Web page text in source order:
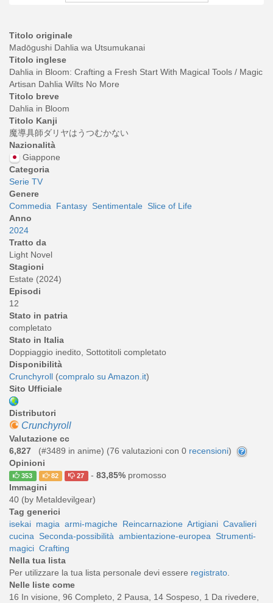
Titolo originale
Madо̄gushi Dahlia wa Utsumukanai
Titolo inglese
Dahlia in Bloom: Crafting a Fresh Start With Magical Tools / Magic
Artisan Dahlia Wilts No More
Titolo breve
Dahlia in Bloom
Titolo Kanji
魔導具師ダリヤはうつむかない
Nazionalità
Giappone
Categoria
Serie TV
Genere
Commedia
Fantasy Sentimentale Slice of Life
Anno
2024
Tratto da
Light Novel
Stagioni
Estate (2024)
Episodi
12
Stato in patria
completato
Stato in Italia
Doppiaggio inedito, Sottotitoli completato
Disponibilità
Crunchyroll (compralo su Amazon.it)
Sito Ufficiale
Distributori
Crunchyroll
Valutazione cc
6,827
(#3489 in anime) (76 valutazioni con 0 recensioni)
Opinioni
353 82 27 - 83,85%promosso
Immagini
40 (by Metaldevilgear)
Tag generici
isekai magia armi-magiche Reincarnazione Artigiani Cavalieri
cucina Seconda-possibilità ambientazione-europea Strumenti-
magici Crafting
Nella tua lista
Per utilizzare la tua lista personale devi essere registrato.
Nelle liste come
16 In visione, 96 Completo, 2 Pausa, 14 Sospeso, 1 Da rivedere,